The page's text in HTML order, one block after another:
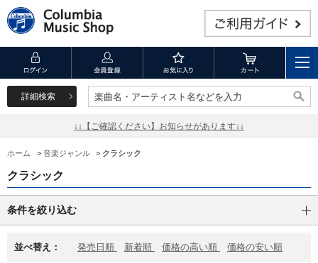
詳細検索 楽曲名・アーティスト名などを入力
楽曲名・アーティスト名などを入力
↓↓【ご確認ください】お知らせがあります↓↓
ホーム > 音楽ジャンル > クラシック
クラシック
条件を絞り込む
並べ替え： 発売日順 新着順 価格の高い順 価格の安い順